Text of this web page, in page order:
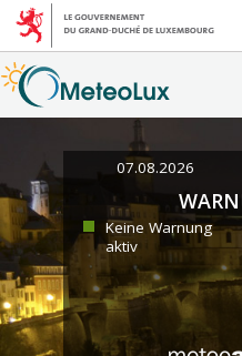
07.08.2026
Keine Warnung
aktiv